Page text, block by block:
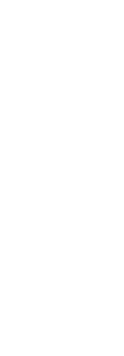
の芽 大き